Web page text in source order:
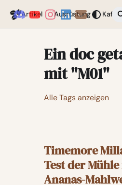
Coffeegeek
Artikel Ausrüstung
Ein doc
mit "M01"
Alle Tags anzeigen
Timemore
Test der
Ananas-